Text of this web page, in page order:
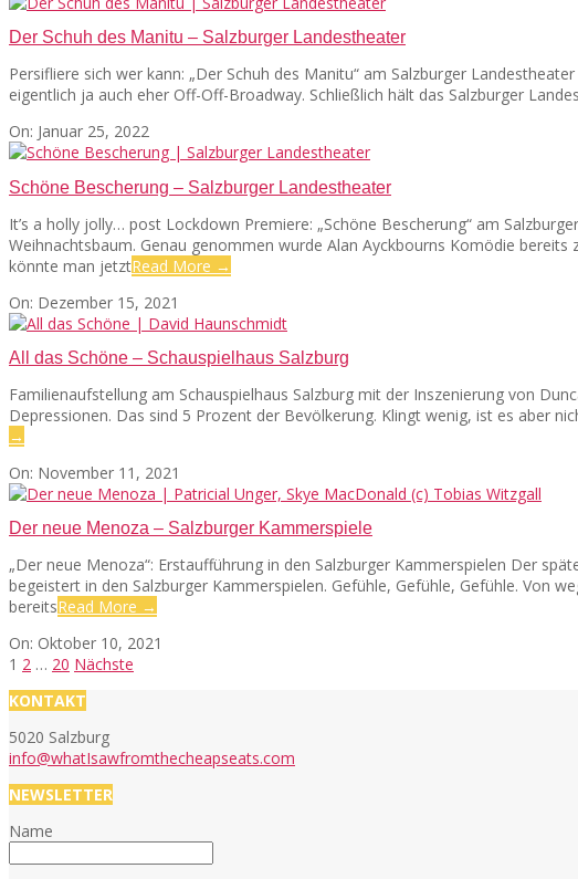
Der Schuh des Manitu – Salzburger Landestheater
Persifliere sich wer kann: „Der Schuh des Manitu“ am Salzburger
eigentlich ja auch eher Off-Off-Broadway. Schließlich hält das Salzburger
2022-
01-
On: Januar 25, 2022
Schöne Bescherung – Salzburger Landestheater
It’s a holly jolly… post Lockdown Premiere: „Schöne Bescherung“ am
Weihnachtsbaum. Genau genommen wurde Alan Ayckbourns Komödie
könnte man jetztRead More →
2021-
12-
On: Dezember 15, 2021
All das Schöne – Schauspielhaus Salzburg
Familienaufstellung am Schauspielhaus Salzburg mit der Inszenierung von
Depressionen. Das sind 5 Prozent der Bevölkerung. Klingt wenig, ist es aber
→
2021-
11-
On: November 11, 2021
Der neue Menoza – Salzburger Kammerspiele
„Der neue Menoza“: Erstaufführung in den Salzburger Kammerspielen Der
begeistert in den Salzburger Kammerspielen. Gefühle, Gefühle, Gefühle. Von
bereitsRead More →
2021-
10-
On: Oktober 10, 2021
Seitennummerierung
der
Beiträge
1 2 … 20 Nächste
KONTAKT
5020 Salzburg
info@whatIsawfromthecheapseats.com
NEWSLETTER
Name